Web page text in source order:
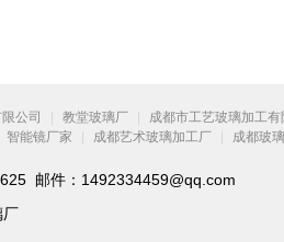
公司 | 教堂玻璃厂 | 成都市工艺玻璃加工有
智能镜厂家 | 成都艺术玻璃加工厂 | 成都玻
邮件：1492334459@qq.com
厂